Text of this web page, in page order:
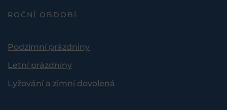
ROČNÍ OBDOBÍ
Podzimní prázdniny
Letní prázdniny
Lyžování a zimní dovolená